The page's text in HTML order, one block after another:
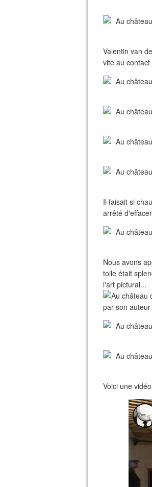
Valentin van
vite au
Il faisait si
arrêté
Nous avons
toile était
l'art pictural...
Voici une